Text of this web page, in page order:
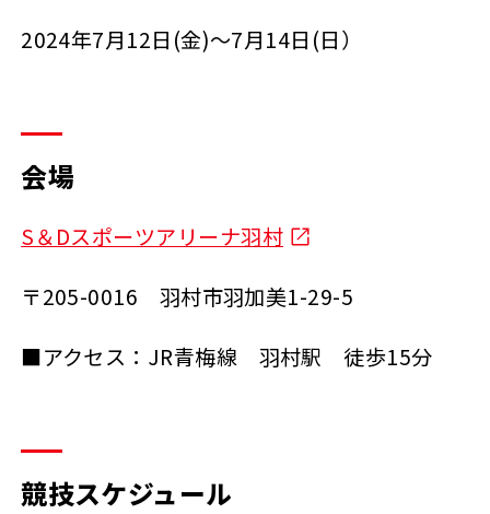
2024年7月12日(金)～7月14日(日）
会場
S＆Dスポーツアリーナ羽村
〒205-0016 羽村市羽加美1-29-5
■アクセス：JR青梅線 羽村駅 徒歩15分
競技スケジュール